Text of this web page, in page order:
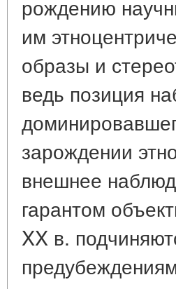
рождению
им
образы и
ведь позиция
зарождении
внешнее
гарантом
XX в.